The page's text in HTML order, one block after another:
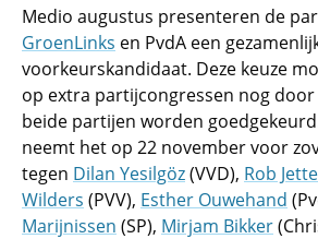
Medio augustus presenteren de
GroenLinks en PvdA een
voorkeurskandidaat. Deze keuze
op extra partijcongressen nog door
beide partijen worden
neemt het op 22 november voor
tegen Dilan Yesilgöz(VVD), Rob
Wilders (PVV), Esther Ouwehand
Marijnissen (SP), Mirjam Bikker